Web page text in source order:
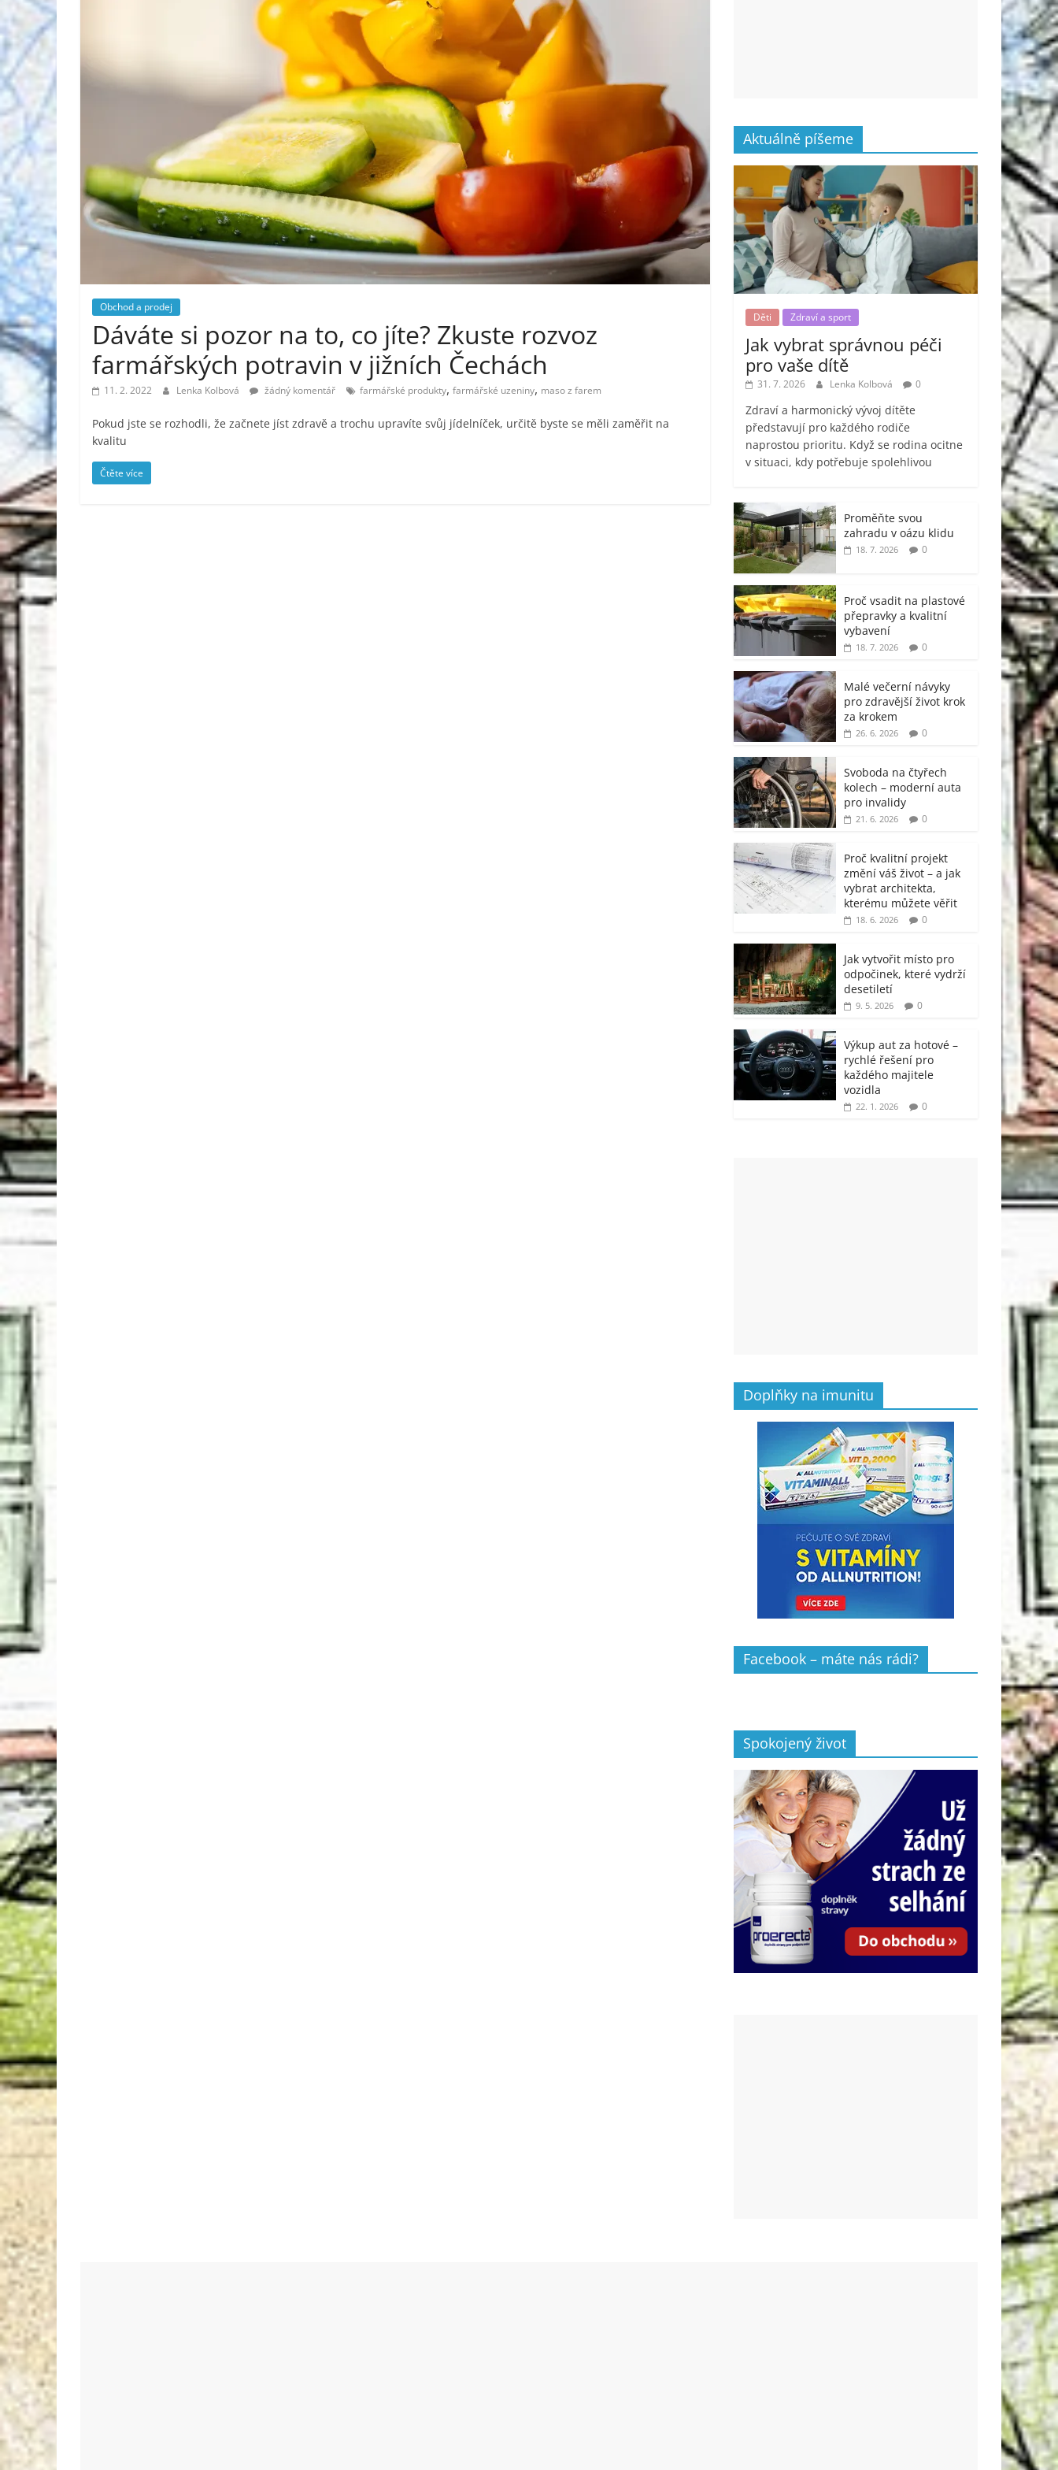
Obchod a prodej
Dáváte si pozor na to, co jíte? Zkuste rozvoz
farmářských potravin v jižních Čechách
11. 2. 2022 Lenka Kolbová žádný komentář farmářské produkty, farmářské uzeniny, maso z farem
Pokud jste se rozhodli, že začnete jíst zdravě a trochu upravíte svůj jídelníček, určitě byste se měli zaměřit na
kvalitu
Čtěte více
Aktuálně píšeme
Děti Zdraví a sport
Jak vybrat správnou péči
pro vaše dítě
31. 7. 2026 Lenka Kolbová 0
Zdraví a harmonický vývoj dítěte
představují pro každého rodiče
naprostou prioritu. Když se rodina ocitne
v situaci, kdy potřebuje spolehlivou
Proměňte svou
zahradu v oázu klidu
18. 7. 2026 0
Proč vsadit na plastové
přepravky a kvalitní
vybavení
18. 7. 2026 0
Malé večerní návyky
pro zdravější život krok
za krokem
26. 6. 2026 0
Svoboda na čtyřech
kolech – moderní auta
pro invalidy
21. 6. 2026 0
Proč kvalitní projekt
změní váš život – a jak
vybrat architekta,
kterému můžete věřit
18. 6. 2026 0
Jak vytvořit místo pro
odpočinek, které vydrží
desetiletí
9. 5. 2026 0
Výkup aut za hotové –
rychlé řešení pro
každého majitele
vozidla
22. 1. 2026 0
Doplňky na imunitu
Facebook – máte nás rádi?
Spokojený život